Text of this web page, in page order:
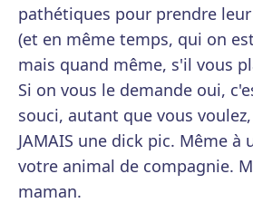
pathétiques pour prendre
(et en même temps, qui on
mais quand même, s'il vous
Si on vous le demande oui,
souci, autant que vous
JAMAIS une dick pic. Même à
votre animal de compagnie.
maman.